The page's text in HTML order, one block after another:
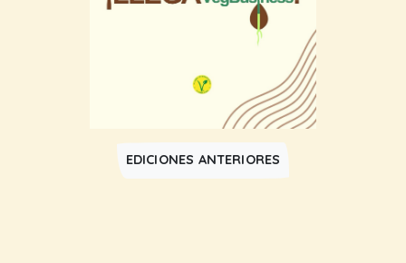
EDICIONES ANTERIORES